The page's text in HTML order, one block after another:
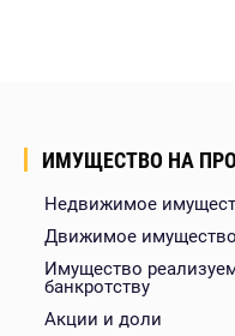
ИМУЩЕСТВО НА
Недвижимое
Движимое имущество
Имущество
банкротству
Акции и доли